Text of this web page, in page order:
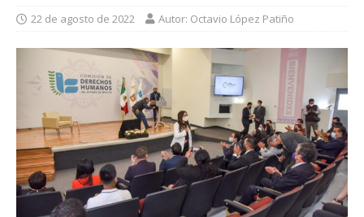
22 de agosto de 2022 Autor: Octavio López Patiño